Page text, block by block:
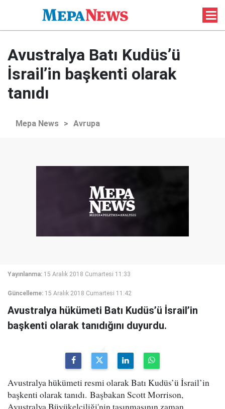
Avustralya Batı Kudüs’ü
İsrail’in başkenti olarak
tanıdı
Mepa News > Avrupa
Yayınlanma: 15 Aralık 2018 Cumartesi 11:33
Güncelleme: 15 Aralık 2018 Cumartesi 11:42
Avustralya hükümeti Batı Kudüs’ü İsrail’in
başkenti olarak tanıdığını duyurdu.
Avustralya hükümeti resmi olarak Batı Kudüs’ü İsrail’in
başkenti olarak tanıdı. Başbakan Scott Morrison,
Avustralya Büyükelçiliği'nin taşınmasının zaman